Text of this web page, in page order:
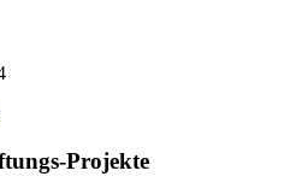
Projekte